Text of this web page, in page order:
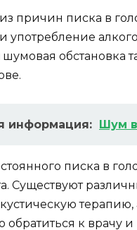
причин писка в
употребление
обстановка
информация: Шум
писка в
Существуют
обратиться к врачу